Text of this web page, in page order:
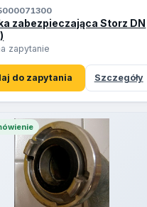
zabezpieczająca Storz DN
zapytanie
do zapytania Szczegóły